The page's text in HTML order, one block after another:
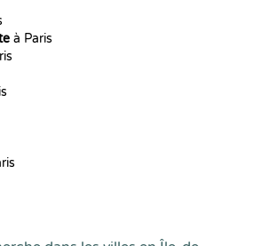
à Paris